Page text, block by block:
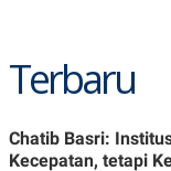
P
E
A
E
R
Terbaru
Chatib Basri:
Kecepatan, tetapi